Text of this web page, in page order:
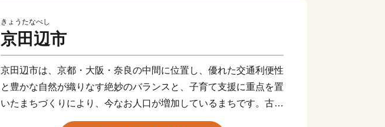
きょうたなべし
京田辺市
京田辺市は、京都・大阪・奈良の中間に位置し、優れた交通利便性
と豊かな自然が織りなす絶妙のバランスと、子育て支援に重点を置
いたまちづくりにより、今なお人口が増加しているまちです。古く
は筒城宮が遷都された地として多彩な伝統行事や文化を現代に引き